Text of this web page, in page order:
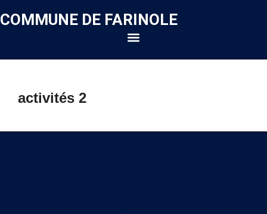
COMMUNE DE FARINOLE
activités 2